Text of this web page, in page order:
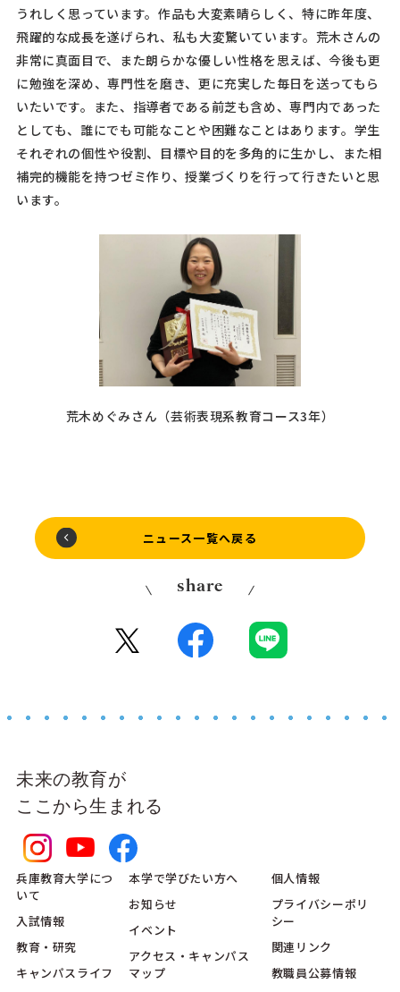
うれしく思っています。作品も大変素晴らしく、特に昨年度、
飛躍的な成長を遂げられ、私も大変驚いています。荒木さんの
非常に真面目で、また朗らかな優しい性格を思えば、今後も更
に勉強を深め、専門性を磨き、更に充実した毎日を送ってもら
いたいです。また、指導者である前芝も含め、専門内であった
としても、誰にでも可能なことや困難なことはあります。学生
それぞれの個性や役割、目標や目的を多角的に生かし、また相
補完的機能を持つゼミ作り、授業づくりを行って行きたいと思
います。
荒木めぐみさん（芸術表現系教育コース3年）
ニュース一覧へ戻る
share
未来の教育が
ここから生まれる
兵庫教育大学につ
いて
入試情報
教育・研究
キャンパスライフ
本学で学びたい方へ
お知らせ
イベント
アクセス・キャンパス
マップ
個人情報
プライバシーポリ
シー
関連リンク
教職員公募情報